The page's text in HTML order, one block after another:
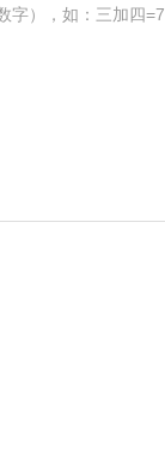
字），如：三加四=7